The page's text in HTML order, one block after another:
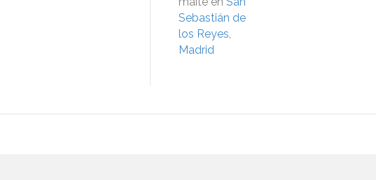
Sebastián de
los Reyes,
Madrid